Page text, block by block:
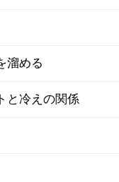
溜める
と冷えの関係